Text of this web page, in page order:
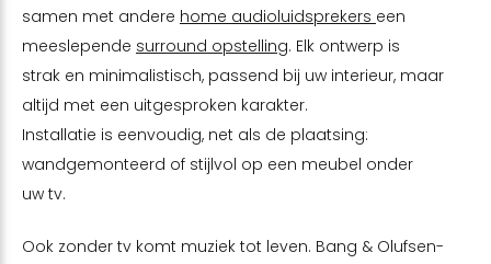
samen met andere home audioluidsprekers een
meeslepende surround opstelling. Elk ontwerp is
strak en minimalistisch, passend bij uw interieur, maar
altijd met een uitgesproken karakter.
Installatie is eenvoudig, net als de plaatsing:
wandgemonteerd of stijlvol op een meubel onder
uw tv.
Ook zonder tv komt muziek tot leven. Bang & Olufsen-